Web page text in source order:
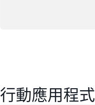
行動應用程式